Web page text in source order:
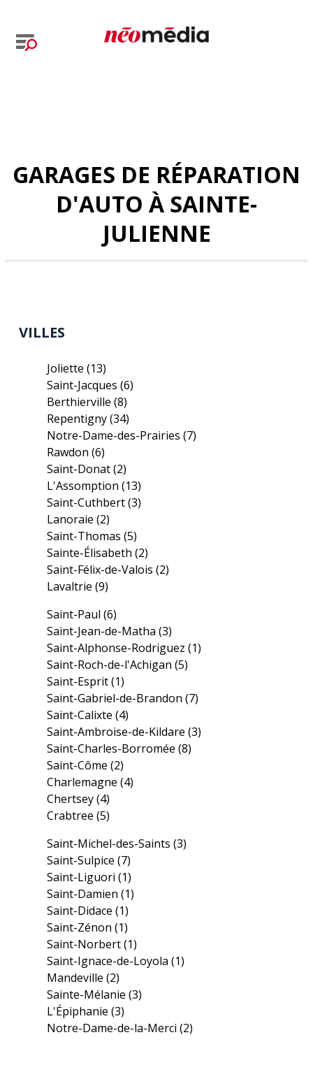
GARAGES DE RÉPARATION
D'AUTO À SAINTE-
JULIENNE
VILLES
Joliette(13)
Saint-Jacques(6)
Berthierville(8)
Repentigny(34)
Notre-Dame-des-Prairies(7)
Rawdon(6)
Saint-Donat(2)
L'Assomption(13)
Saint-Cuthbert(3)
Lanoraie(2)
Saint-Thomas(5)
Sainte-Élisabeth(2)
Saint-Félix-de-Valois(2)
Lavaltrie(9)
Saint-Paul(6)
Saint-Jean-de-Matha(3)
Saint-Alphonse-Rodriguez(1)
Saint-Roch-de-l'Achigan(5)
Saint-Esprit(1)
Saint-Gabriel-de-Brandon(7)
Saint-Calixte(4)
Saint-Ambroise-de-Kildare(3)
Saint-Charles-Borromée(8)
Saint-Côme(2)
Charlemagne(4)
Chertsey(4)
Crabtree(5)
Saint-Michel-des-Saints(3)
Saint-Sulpice(7)
Saint-Liguori(1)
Saint-Damien(1)
Saint-Didace(1)
Saint-Zénon(1)
Saint-Norbert(1)
Saint-Ignace-de-Loyola(1)
Mandeville(2)
Sainte-Mélanie(3)
L'Épiphanie(3)
Notre-Dame-de-la-Merci(2)